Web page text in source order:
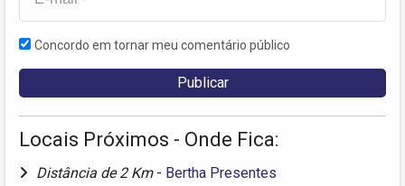
Concordo em tornar meu comentário público
Locais Próximos - Onde Fica:
Distância de 2 Km - Bertha Presentes